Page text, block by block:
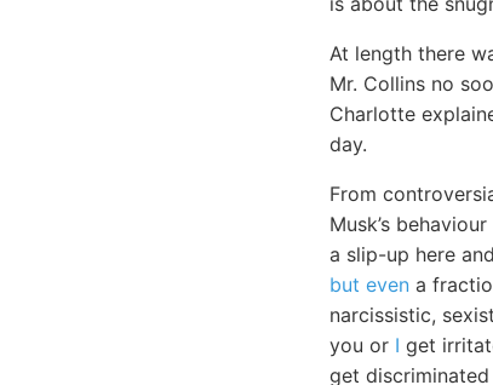
At length there
Mr. Collins no
Charlotte
day.
From
Musk’s
a slip-up here
but even a
narcissistic,
you or I get
get discriminated